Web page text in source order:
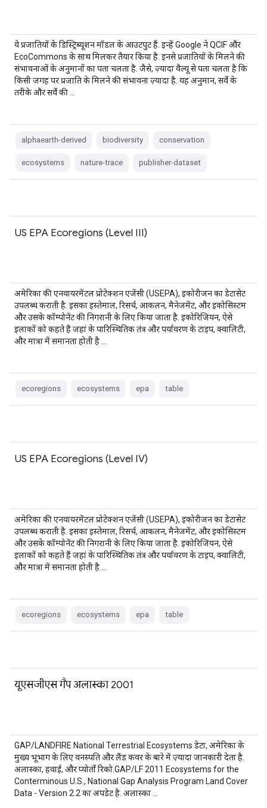
ये प्रजातियों के डिस्ट्रिब्यूशन मॉडल के आउटपुट हैं. इन्हें Google ने QCIF और
EcoCommons के साथ मिलकर तैयार किया है. इनसे प्रजातियों के मिलने की
संभावनाओं के अनुमानों का पता चलता है. जैसे, ज़्यादा वैल्यू से पता चलता है कि
किसी जगह पर प्रजाति के मिलने की संभावना ज़्यादा है. यह अनुमान, सर्वे के
तरीके और सर्वे की …
alphaearth-derived biodiversity conservation
ecosystems nature-trace publisher-dataset
US EPA Ecoregions (Level III)
अमेरिका की एनवायरमेंटल प्रोटेक्शन एजेंसी (USEPA), इकोरीजन का डेटासेट
उपलब्ध कराती है. इसका इस्तेमाल, रिसर्च, आकलन, मैनेजमेंट, और इकोसिस्टम
और उसके कॉम्पोनेंट की निगरानी के लिए किया जाता है. इकोरिजियन, ऐसे
इलाकों को कहते हैं जहां के पारिस्थितिक तंत्र और पर्यावरण के टाइप, क्वालिटी,
और मात्रा में समानता होती है …
ecoregions ecosystems epa table
US EPA Ecoregions (Level IV)
अमेरिका की एनवायरमेंटल प्रोटेक्शन एजेंसी (USEPA), इकोरीजन का डेटासेट
उपलब्ध कराती है. इसका इस्तेमाल, रिसर्च, आकलन, मैनेजमेंट, और इकोसिस्टम
और उसके कॉम्पोनेंट की निगरानी के लिए किया जाता है. इकोरिजियन, ऐसे
इलाकों को कहते हैं जहां के पारिस्थितिक तंत्र और पर्यावरण के टाइप, क्वालिटी,
और मात्रा में समानता होती है …
ecoregions ecosystems epa table
यूएसजीएस गैप अलास्का 2001
GAP/LANDFIRE National Terrestrial Ecosystems डेटा, अमेरिका के
मुख्य भूभाग के लिए वनस्पति और लैंड कवर के बारे में ज़्यादा जानकारी देता है.
अलास्का, हवाई, और प्योर्तो रिको.GAP/LF 2011 Ecosystems for the
Conterminous U.S., National Gap Analysis Program Land Cover
Data - Version 2.2 का अपडेट है. अलास्का …